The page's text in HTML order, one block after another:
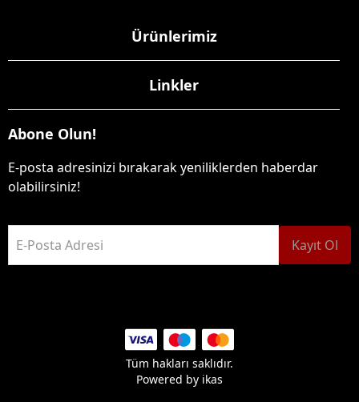
Ürünlerimiz
Linkler
Abone Olun!
E-posta adresinizi bırakarak yeniliklerden haberdar
olabilirsiniz!
E-Posta Adresi Kayıt Ol
Tüm hakları saklıdır.
Powered by ikas